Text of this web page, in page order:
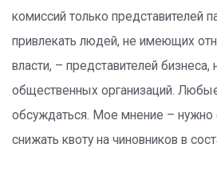
комиссий только представителей
привлекать людей, не имеющих
власти, – представителей бизнеса,
общественных организаций.
обсуждаться. Мое мнение – нужно
снижать квоту на чиновников в